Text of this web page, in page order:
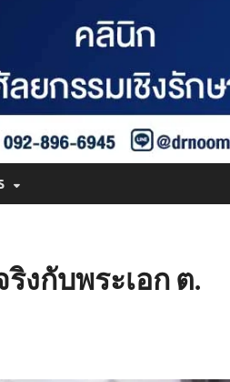
งกับพระเอก ต.